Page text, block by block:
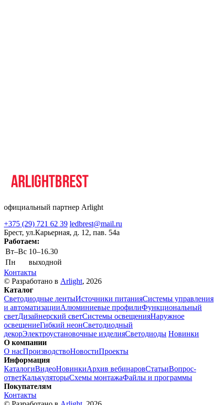
официальный партнер Arlight
+375 (29) 721 62 39 ledbrest@mail.ru
Брест, ул.Карьерная, д. 12, пав. 54а
Работаем:
Вт–Вс 10–16.30
Пн
выходной
Контакты
© Разработано в Arlight, 2026
Каталог
Светодиодные лентыИсточники питанияСистемы управления
и автоматизацииАлюминиевые профилиФункциональный
светДизайнерский светСистемы освещенияНаружное
освещениеГибкий неонСветодиодный
декорЭлектроустановочные изделияСветодиоды Новинки
О компании
О насПроизводствоНовостиПроекты
Информация
КаталогиВидеоНовинкиАрхив вебинаровСтатьиВопрос-
ответКалькуляторыСхемы монтажаФайлы и программы
Покупателям
Контакты